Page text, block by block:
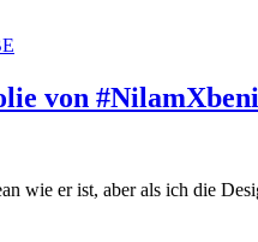
von
wie er ist, aber als ich die